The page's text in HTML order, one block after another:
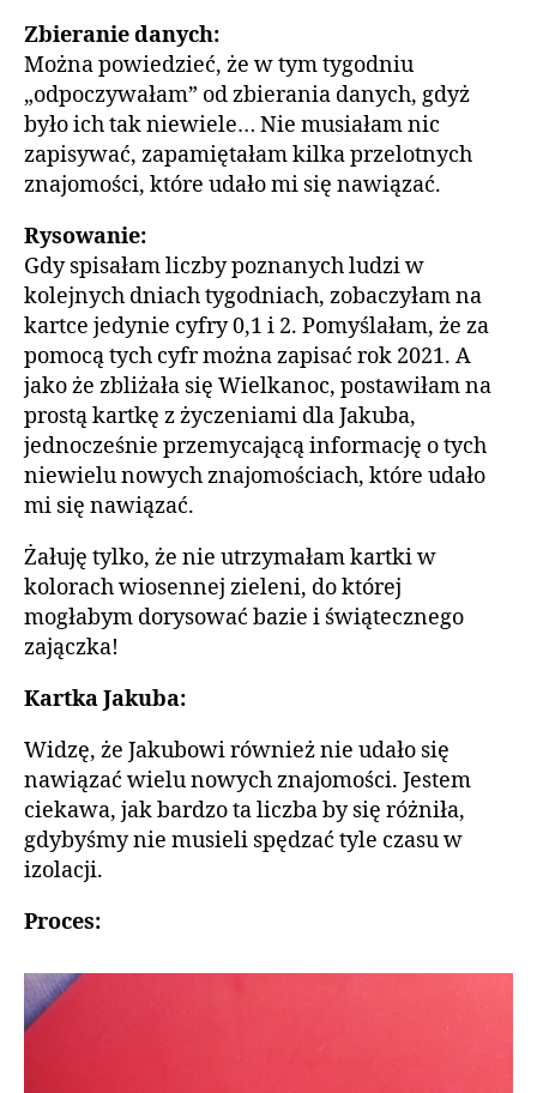
Zbieranie danych:
Można powiedzieć, że w tym tygodniu
„odpoczywałam” od zbierania danych, gdyż
było ich tak niewiele… Nie musiałam nic
zapisywać, zapamiętałam kilka przelotnych
znajomości, które udało mi się nawiązać.
Rysowanie:
Gdy spisałam liczby poznanych ludzi w
kolejnych dniach tygodniach, zobaczyłam na
kartce jedynie cyfry 0,1 i 2. Pomyślałam, że za
pomocą tych cyfr można zapisać rok 2021. A
jako że zbliżała się Wielkanoc, postawiłam na
prostą kartkę z życzeniami dla Jakuba,
jednocześnie przemycającą informację o tych
niewielu nowych znajomościach, które udało
mi się nawiązać.
Żałuję tylko, że nie utrzymałam kartki w
kolorach wiosennej zieleni, do której
mogłabym dorysować bazie i świątecznego
zajączka!
Kartka Jakuba:
Widzę, że Jakubowi również nie udało się
nawiązać wielu nowych znajomości. Jestem
ciekawa, jak bardzo ta liczba by się różniła,
gdybyśmy nie musieli spędzać tyle czasu w
izolacji.
Proces: